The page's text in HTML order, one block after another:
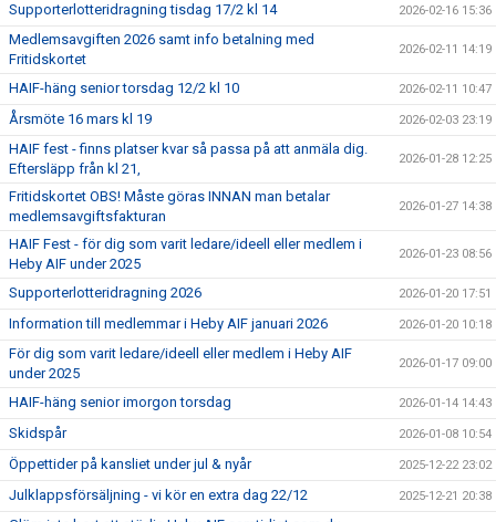
Supporterlotteridragning tisdag 17/2 kl 14 2026-02-16 15:36
Medlemsavgiften 2026 samt info betalning med
Fritidskortet
2026-02-11 14:19
HAIF-häng senior torsdag 12/2 kl 10 2026-02-11 10:47
Årsmöte 16 mars kl 19 2026-02-03 23:19
HAIF fest - finns platser kvar så passa på att anmäla dig.
Eftersläpp från kl 21,
2026-01-28 12:25
Fritidskortet OBS! Måste göras INNAN man betalar
medlemsavgiftsfakturan
2026-01-27 14:38
HAIF Fest - för dig som varit ledare/ideell eller medlem i
Heby AIF under 2025
2026-01-23 08:56
Supporterlotteridragning 2026 2026-01-20 17:51
Information till medlemmar i Heby AIF januari 2026 2026-01-20 10:18
För dig som varit ledare/ideell eller medlem i Heby AIF
under 2025
2026-01-17 09:00
HAIF-häng senior imorgon torsdag 2026-01-14 14:43
Skidspår 2026-01-08 10:54
Öppettider på kansliet under jul & nyår 2025-12-22 23:02
Julklappsförsäljning - vi kör en extra dag 22/12 2025-12-21 20:38